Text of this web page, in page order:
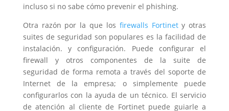
incluso si no sabe cómo prevenir el phishing.
Otra razón por la que los firewalls Fortinety otras
suites de seguridad son populares es la facilidad de
instalación. y configuración. Puede configurar el
firewall y otros componentes de la suite de
seguridad de forma remota a través del soporte de
Internet de la empresa; o simplemente puede
configurarlos con la ayuda de un técnico. El servicio
de atención al cliente de Fortinet puede guiarle a